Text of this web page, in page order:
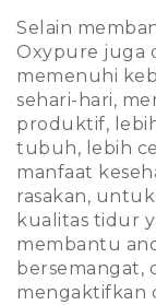
Selain
Oxypure juga
memenuhi
sehari-hari,
produktif,
tubuh, lebih
manfaat
rasakan,
kualitas tidur
membantu
bersemangat,
mengaktifkan